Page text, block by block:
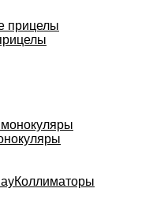
Коллиматоры